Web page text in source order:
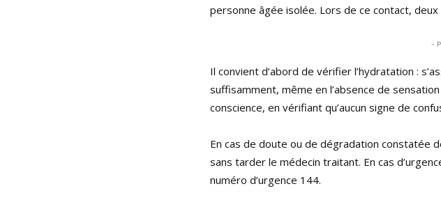
personne âgée isolée. Lors de ce contact,
-
Il convient d’abord de vérifier l’hydratation :
suffisamment, même en l’absence de
conscience, en vérifiant qu’aucun signe de
En cas de doute ou de dégradation constatée
sans tarder le médecin traitant. En cas
numéro d’urgence 144.